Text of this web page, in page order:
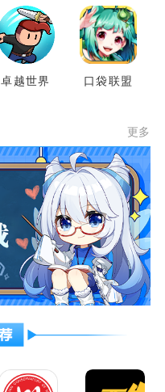
卓越世界 口袋联盟
更多